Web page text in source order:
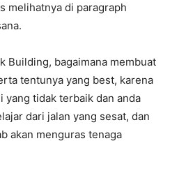
melihatnya di paragraph
Building, bagaimana membuat
tentunya yang best, karena
yang tidak terbaik dan anda
dari jalan yang sesat, dan
akan menguras tenaga